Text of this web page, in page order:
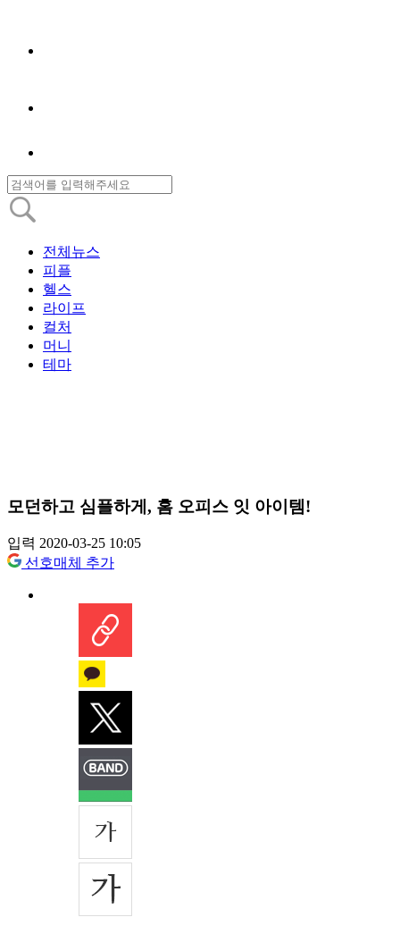
전체뉴스
피플
헬스
라이프
컬처
머니
테마
모던하고 심플하게, 홈 오피스 잇 아이템!
입력 2020-03-25 10:05
선호매체 추가